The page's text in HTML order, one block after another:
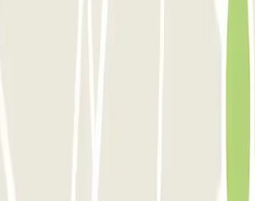
en Bruselas